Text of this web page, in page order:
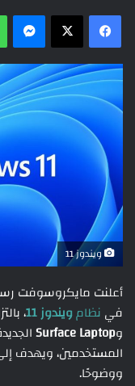
ويندوز 11
أعلنت مايكروسوفت
في نظامويندوز 11 ،
وSurface Laptop
المستخدمين، ويهدف
ووضوحًا.